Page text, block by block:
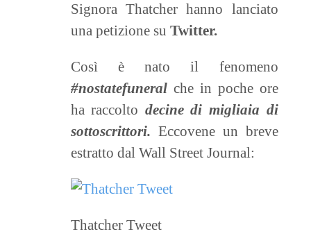
Signora Thatcher hanno lanciato
una petizione su Twitter.
Così è nato il fenomeno
#nostatefuneral che in poche ore
ha raccolto decine di migliaia di
sottoscrittori. Eccovene un breve
estratto dal Wall Street Journal:
Thatcher Tweet